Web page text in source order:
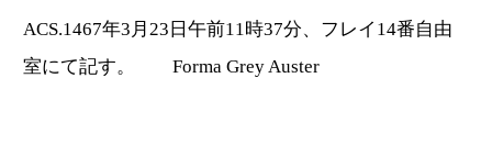
ACS.1467年3月23日午前11時37分、フレイ14番自由
室にて記す。 Forma Grey Auster